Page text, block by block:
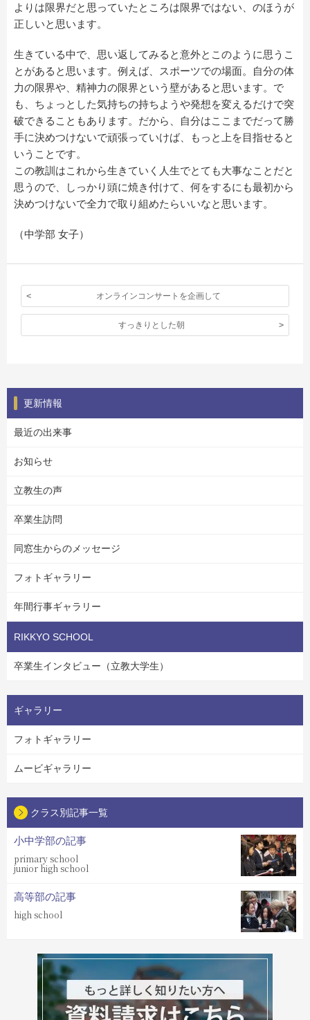
よりは限界だと思っていたところは限界ではない、のほうが
正しいと思います。
生きている中で、思い返してみると意外とこのように思うこ
とがあると思います。例えば、スポーツでの場面。自分の体
力の限界や、精神力の限界という壁があると思います。で
も、ちょっとした気持ちの持ちようや発想を変えるだけで突
破できることもあります。だから、自分はここまでだって勝
手に決めつけないで頑張っていけば、もっと上を目指せると
いうことです。
この教訓はこれから生きていく人生でとても大事なことだと
思うので、しっかり頭に焼き付けて、何をするにも最初から
決めつけないで全力で取り組めたらいいなと思います。
（中学部 女子）
オンラインコンサートを企画して
すっきりとした朝
更新情報
最近の出来事
お知らせ
立教生の声
卒業生訪問
同窓生からのメッセージ
フォトギャラリー
年間行事ギャラリー
RIKKYO SCHOOL
卒業生インタビュー（立教大学生）
ギャラリー
フォトギャラリー
ムービギャラリー
クラス別記事一覧
小中学部の記事
primary school
junior high school
高等部の記事
high school